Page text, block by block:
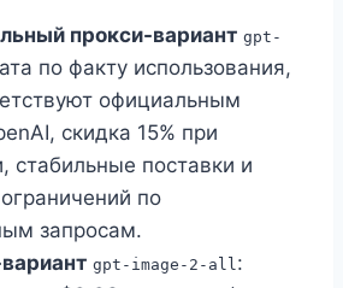
прокси-вариант gpt-
по факту использования,
официальным
скидка 15% при
стабильные поставки и
по
запросам.
gpt-image-2-all: